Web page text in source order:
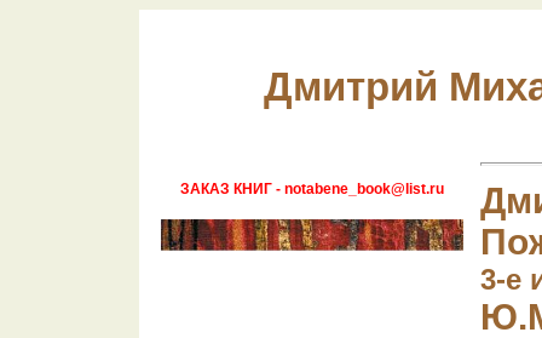
Дмитрий
ЗАКАЗ КНИГ - notabene_book@list.ru
3-е